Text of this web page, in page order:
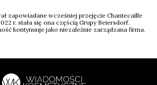
zapowiadane wcześniej przejęcie Chantecaille
r. stała się ona częścią Grupy Beiersdorf.
kontynuuje jako niezależnie zarządzana firma.